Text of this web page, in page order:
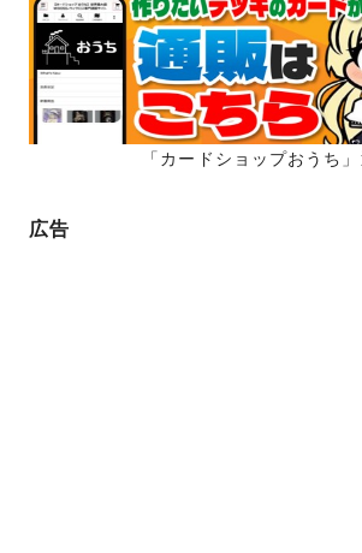
ー
ジ
送
り
ジ
「カードショップおうち
広告